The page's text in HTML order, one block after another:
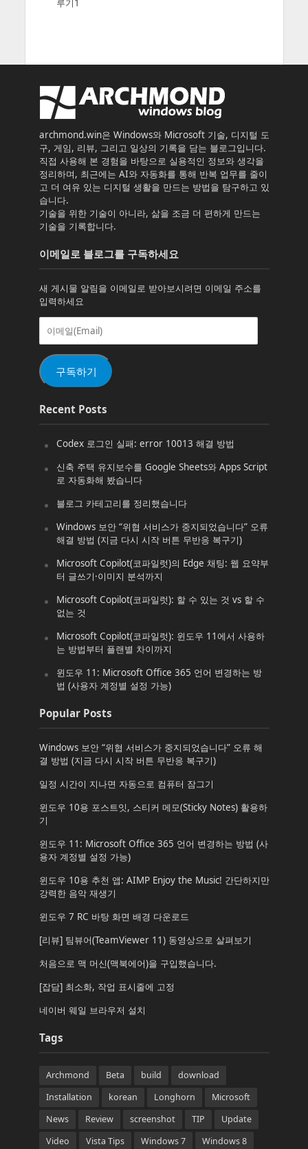
archmond.win은 Windows와 Microsoft 기술, 디지털 도
구, 게임, 리뷰, 그리고 일상의 기록을 담는 블로그입니다.
직접 사용해 본 경험을 바탕으로 실용적인 정보와 생각을
정리하며, 최근에는 AI와 자동화를 통해 반복 업무를 줄이
고 더 여유 있는 디지털 생활을 만드는 방법을 탐구하고 있
습니다.
기술을 위한 기술이 아니라, 삶을 조금 더 편하게 만드는
기술을 기록합니다.
이메일로 블로그를 구독하세요
새 게시물 알림을 이메일로 받아보시려면 이메일 주소를
입력하세요
(Email)
구독하기
Recent Posts
Codex 로그인 실패: error 10013 해결 방법
신축 주택 유지보수를 Google Sheets와 Apps Script
로 자동화해 봤습니다
블로그 카테고리를 정리했습니다
Windows 보안 “위협 서비스가 중지되었습니다” 오류
해결 방법 (지금 다시 시작 버튼 무반응 복구기)
Microsoft Copilot(코파일럿)의 Edge 채팅: 웹 요약부
터 글쓰기·이미지 분석까지
Microsoft Copilot(코파일럿): 할 수 있는 것 vs 할 수
없는 것
Microsoft Copilot(코파일럿): 윈도우 11에서 사용하
는 방법부터 플랜별 차이까지
윈도우 11: Microsoft Office 365 언어 변경하는 방
법 (사용자 계정별 설정 가능)
Popular Posts
Windows 보안 “위협 서비스가 중지되었습니다” 오류 해
결 방법 (지금 다시 시작 버튼 무반응 복구기)
일정 시간이 지나면 자동으로 컴퓨터 잠그기
윈도우 10용 포스트잇, 스티커 메모(Sticky Notes) 활용하
기
윈도우 11: Microsoft Office 365 언어 변경하는 방법 (사
용자 계정별 설정 가능)
윈도우 10용 추천 앱: AIMP Enjoy the Music! 간단하지만
강력한 음악 재생기
윈도우 7 RC 바탕 화면 배경 다운로드
[리뷰] 팀뷰어(TeamViewer 11) 동영상으로 살펴보기
처음으로 맥 머신(맥북에어)을 구입했습니다.
[잡담] 최소화, 작업 표시줄에 고정
네이버 웨일 브라우저 설치
Tags
Archmond Beta build
download
Installation
korean Longhorn
Microsoft
News
Review screenshot TIP
Update
Video
Vista Tips Windows 7 Windows 8